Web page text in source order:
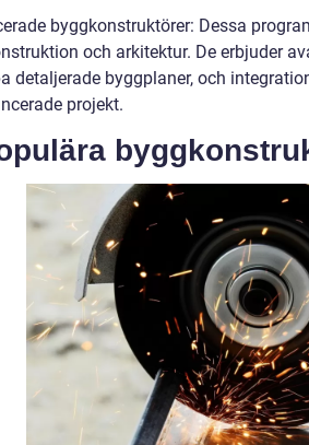
byggkonstruktörer: Dessa
och arkitektur. De erbjuder
detaljerade byggplaner, och
projekt.